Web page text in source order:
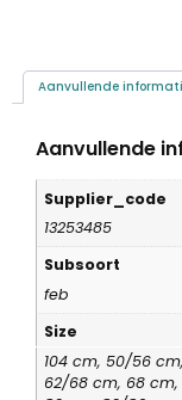
Aanvullende
Aanvullende
Supplier_code
13253485
Subsoort
feb
Size
104 cm, 50/56
62/68 cm, 68